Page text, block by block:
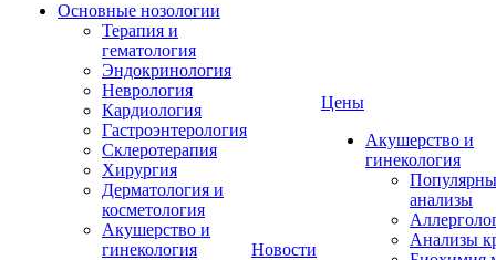
Основные нозологии
Терапия и
гематология
Эндокринология
Неврология
Кардиология
Гастроэнтерология
Склеротерапия
Хирургия
Дерматология и
косметология
Акушерство и
гинекология
Новости
Цены
Акушерство и
гинекология
анализы
Анализы